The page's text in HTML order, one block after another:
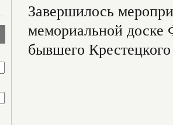
Завершилось
мемориальной доске
бывшего